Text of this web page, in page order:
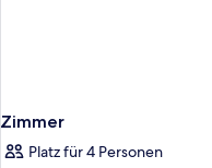
Zimmer
Platz für 4 Personen